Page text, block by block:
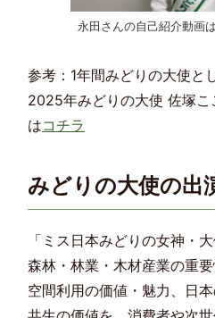
永田さんの自己紹介動画
参考：1年間みどりの大使と
2025年みどりの大使 佐塚
はコチラ
みどりの大使の出
「ミス日本みどりの女神・
森林・林業・木材産業の重
空間利用の価値・魅力、日